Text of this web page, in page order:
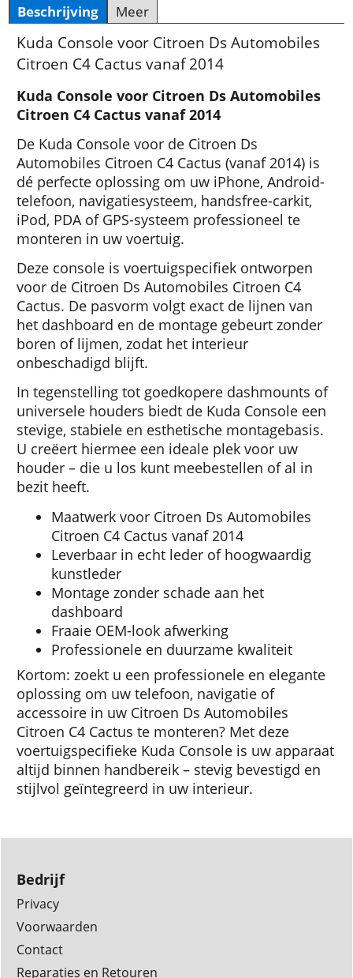
Beschrijving Meer
Kuda Console voor Citroen Ds Automobiles
Citroen C4 Cactus vanaf 2014
Kuda Console voor Citroen Ds Automobiles
Citroen C4 Cactus vanaf 2014
De Kuda Console voor de Citroen Ds
Automobiles Citroen C4 Cactus (vanaf 2014) is
dé perfecte oplossing om uw iPhone, Android-
telefoon, navigatiesysteem, handsfree-carkit,
iPod, PDA of GPS-systeem professioneel te
monteren in uw voertuig.
Deze console is voertuigspecifiek ontworpen
voor de Citroen Ds Automobiles Citroen C4
Cactus. De pasvorm volgt exact de lijnen van
het dashboard en de montage gebeurt zonder
boren of lijmen, zodat het interieur
onbeschadigd blijft.
In tegenstelling tot goedkopere dashmounts of
universele houders biedt de Kuda Console een
stevige, stabiele en esthetische montagebasis.
U creëert hiermee een ideale plek voor uw
houder – die u los kunt meebestellen of al in
bezit heeft.
Maatwerk voor Citroen Ds Automobiles
Citroen C4 Cactus vanaf 2014
Leverbaar in echt leder of hoogwaardig
kunstleder
Montage zonder schade aan het
dashboard
Fraaie OEM-look afwerking
Professionele en duurzame kwaliteit
Kortom: zoekt u een professionele en elegante
oplossing om uw telefoon, navigatie of
accessoire in uw Citroen Ds Automobiles
Citroen C4 Cactus te monteren? Met deze
voertuigspecifieke Kuda Console is uw apparaat
altijd binnen handbereik – stevig bevestigd en
stijlvol geïntegreerd in uw interieur.
Bedrijf
Privacy
Voorwaarden
Contact
Reparaties en Retouren